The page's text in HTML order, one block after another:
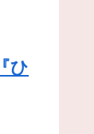
ひ